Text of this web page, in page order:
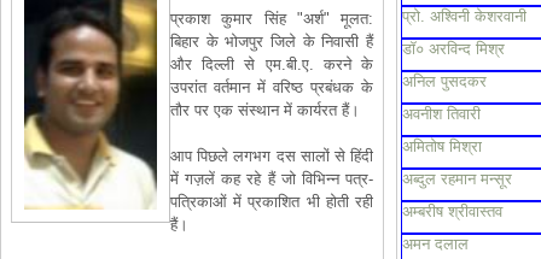
प्रकाश कुमार सिंह "अर्श" मूलत:
बिहार के भोजपुर जिले के निवासी हैं
और दिल्ली से एम.बी.ए. करने के
उपरांत वर्तमान में वरिष्ठ प्रबंधक के
तौर पर एक संस्थान में कार्यरत हैं।
आप पिछले लगभग दस सालों से हिंदी
में गज़लें कह रहे हैं जो विभिन्न पत्र-
पत्रिकाओं में प्रकाशित भी होती रही
हैं।
प्रो. अश्विनी केशरवानी
डॉ० अरविन्द मिश्र
अनिल पुसदकर
अवनीश तिवारी
अमितोष मिश्रा
अब्दुल रहमान मन्सूर
अम्बरीष श्रीवास्तव
अमन दलाल